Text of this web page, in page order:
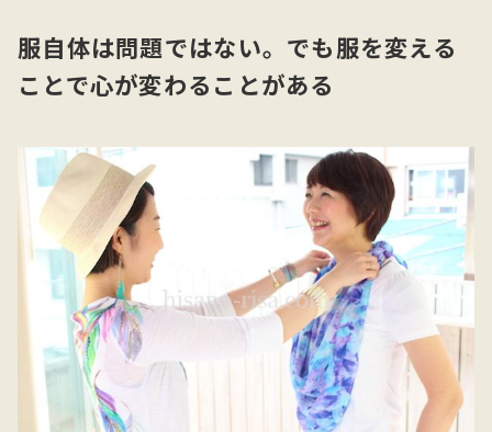
服自体は問題ではない。でも服を変える
ことで心が変わることがある